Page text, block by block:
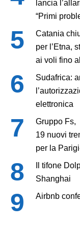
lancia
“Primi
Catania
per l’Etna,
ai voli fino
Sudafrica:
elettronica
Gruppo Fs,
19 nuovi
per la
Il tifone
Shanghai
Airbnb